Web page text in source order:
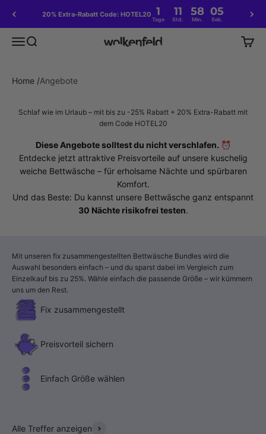
20% Extra-Rabatt Code: HOTEL20 1
Tage
11
Std.
58
Min.
04
Sek.
MenüSuche Wolkenfeld
Home /Angebote
Schlaf wie im Urlaub – mit bis zu -25% Rabatt + 20% Extra-Rabatt mit
dem Code HOTEL20
Diese Angebote solltest du nicht verschlafen. ⏰
Entdecke jetzt attraktive Preisvorteile auf unsere kuschelig
weiche Bettwäsche – für erholsame Nächte und spürbaren
Komfort.
Und das Beste: Du kannst unsere Bettwäsche ganz entspannt
30 Nächte risikofrei testen.
Mit unseren fix zusammengestellten Bettwäsche Bundles wird die
Auswahl besonders einfach – und du sparst dabei im Vergleich zum
Einzelkauf bis zu 25%. Wähle einfach die passende Größe – wir kümmern
uns um den Rest.
Fix zusammengestellt
Preisvorteil sichern
Einfach Größe wählen
Alle Treffer anzeigen